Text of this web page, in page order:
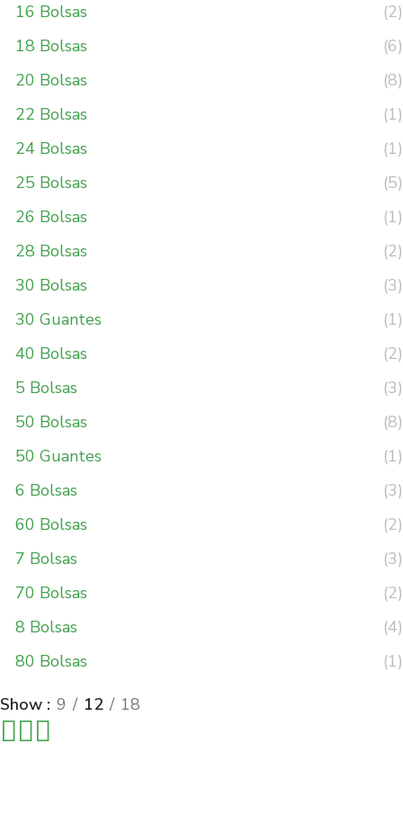
16 Bolsas
(2)
18 Bolsas
(6)
20 Bolsas
(8)
22 Bolsas
(1)
24 Bolsas
(1)
25 Bolsas
(5)
26 Bolsas
(1)
28 Bolsas
(2)
30 Bolsas
(3)
30 Guantes
(1)
40 Bolsas
(2)
5 Bolsas
(3)
50 Bolsas
(8)
50 Guantes
(1)
6 Bolsas
(3)
60 Bolsas
(2)
7 Bolsas
(3)
70 Bolsas
(2)
8 Bolsas
(4)
80 Bolsas
(1)
Show
9 12 18